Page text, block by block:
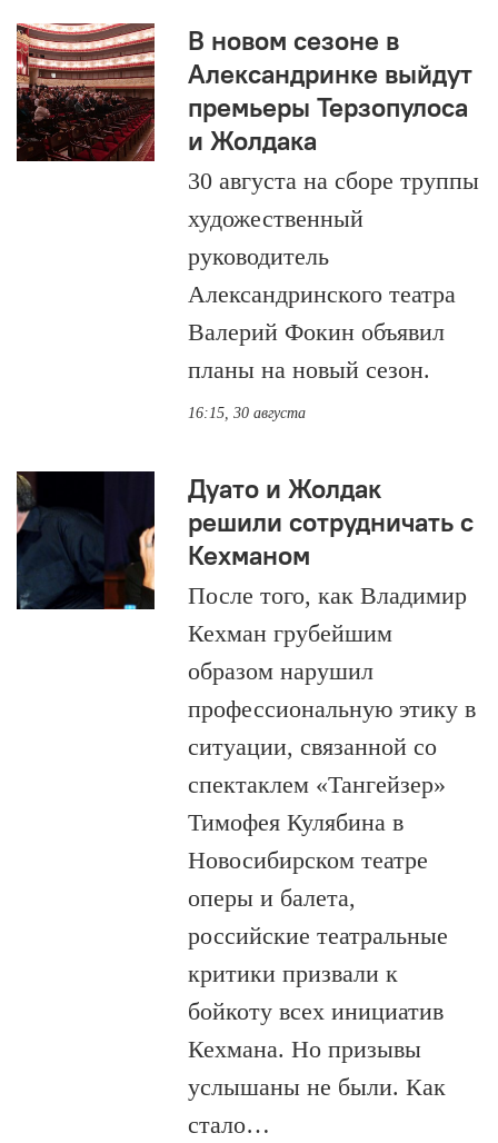
В новом сезоне в
Александринке выйдут
премьеры Терзопулоса
и Жолдака
30 августа на сборе труппы
художественный
руководитель
Александринского театра
Валерий Фокин объявил
планы на новый сезон.
16:15, 30 августа
Дуато и Жолдак
решили сотрудничать с
Кехманом
После того, как Владимир
Кехман грубейшим
образом нарушил
профессиональную этику в
ситуации, связанной со
спектаклем «Тангейзер»
Тимофея Кулябина в
Новосибирском театре
оперы и балета,
российские театральные
критики призвали к
бойкоту всех инициатив
Кехмана. Но призывы
услышаны не были. Как
стало…